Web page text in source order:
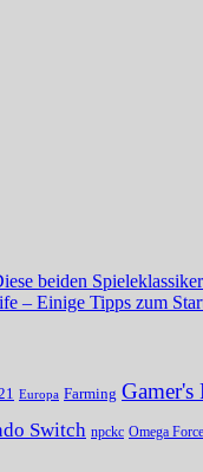
beiden
– Einige Tipps zum
Europa Farming Gamer's
Switch npckc Omega Force